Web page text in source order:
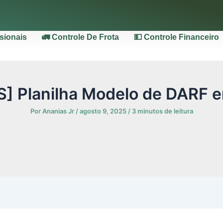
🚛 Controle De Frota 💵 Controle Financeiro
Planilha Modelo de DARF
PorAnanias Jr /agosto 9, 2025 / 3 minutos de leitura